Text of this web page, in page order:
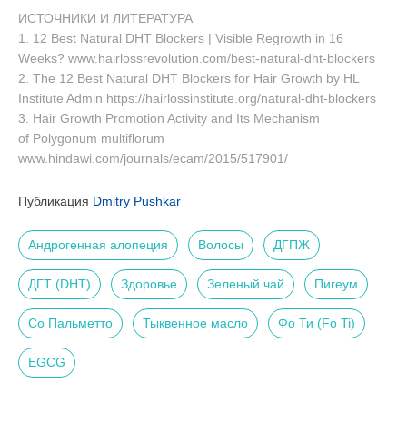
ИСТОЧНИКИ И ЛИТЕРАТУРА
1. 12 Best Natural DHT Blockers | Visible Regrowth in 16
Weeks? www.hairlossrevolution.com/best-natural-dht-blockers
2. The 12 Best Natural DHT Blockers for Hair Growth by HL
Institute Admin https://hairlossinstitute.org/natural-dht-blockers
3. Hair Growth Promotion Activity and Its Mechanism
of Polygonum multiflorum
www.hindawi.com/journals/ecam/2015/517901/
Публикация Dmitry Pushkar
Андрогенная алопеция Волосы ДГПЖ
ДГТ (DHT) Здоровье Зеленый чай Пигеум
Со Пальметто Тыквенное масло Фо Ти (Fo Ti)
EGCG